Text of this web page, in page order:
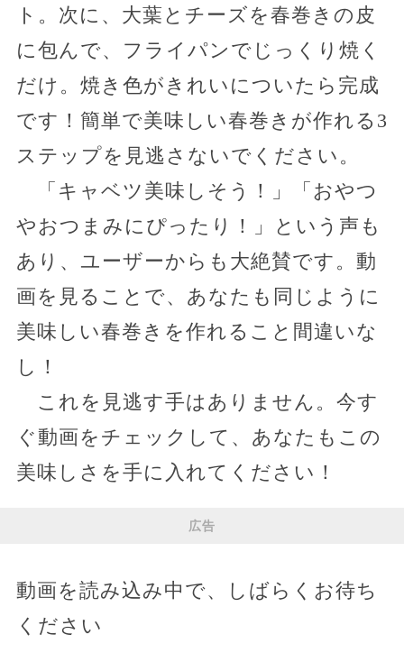
ト。次に、大葉とチーズを春巻きの皮
に包んで、フライパンでじっくり焼く
だけ。焼き色がきれいについたら完成
です！簡単で美味しい春巻きが作れる3
ステップを見逃さないでください。
「キャベツ美味しそう！」「おやつ
やおつまみにぴったり！」という声も
あり、ユーザーからも大絶賛です。動
画を見ることで、あなたも同じように
美味しい春巻きを作れること間違いな
し！
これを見逃す手はありません。今す
ぐ動画をチェックして、あなたもこの
美味しさを手に入れてください！
広告
動画を読み込み中で、しばらくお待ち
ください